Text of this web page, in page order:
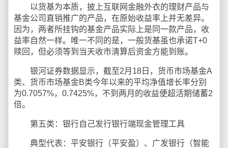
以货基为本质，披上互联网金融外衣的理财产品与
基金公司直销推广的产品，在原始收益率上并无差异。
因为，两者所挂钩的基金产品实际上是同一款产品，收
益率自然一样。唯一不同的是，一般货基虽也承诺T+0
赎回，但必须等到当天收市清算后资金方能到账。
银河证券数据显示，截至2月18日，货币市场基金A
类、货币市场基金B类今年以来的平均净值增长率分别
为0.7057%，0.7425%，不到两月的收益便超活期储蓄2
倍。
第五类：银行自己发行银行端现金管理工具
典型代表：平安银行（平安盈）、广发银行（智能